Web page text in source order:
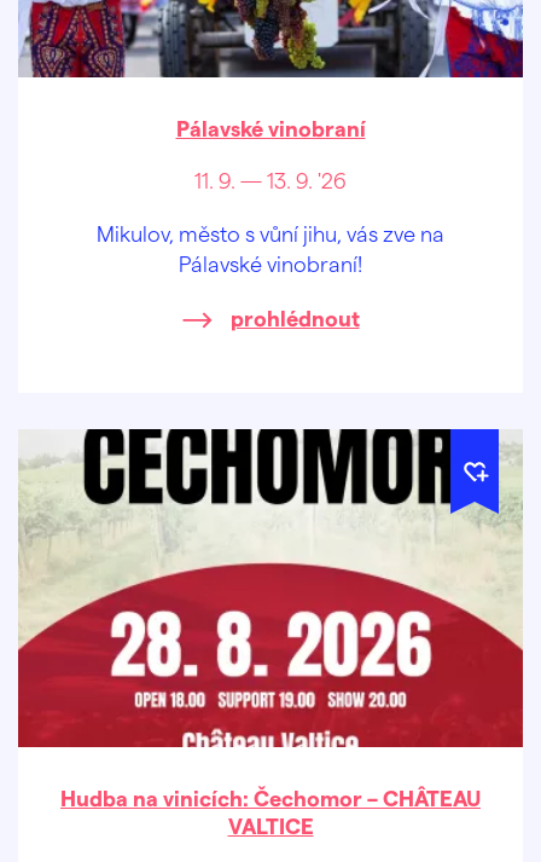
Pálavské vinobraní
11. 9. — 13. 9. '26
Mikulov, město s vůní jihu, vás zve na
Pálavské vinobraní!
prohlédnout
Hudba na vinicích: Čechomor – CHÂTEAU
VALTICE